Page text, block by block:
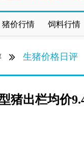
猪价行情 饲料行情
生猪价格日评
猪出栏均价